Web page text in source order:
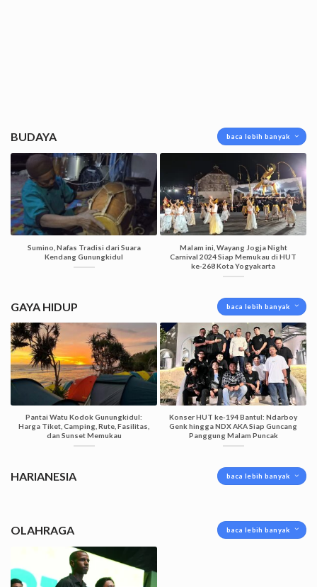
BUDAYA baca lebih banyak
Sumino, Nafas Tradisi dari Suara
Kendang Gunungkidul
Malam ini, Wayang Jogja Night
Carnival 2024 Siap Memukau di HUT
ke-268 Kota Yogyakarta
GAYA HIDUP baca lebih banyak
Pantai Watu Kodok Gunungkidul:
Harga Tiket, Camping, Rute, Fasilitas,
dan Sunset Memukau
Konser HUT ke-194 Bantul: Ndarboy
Genk hingga NDX AKA Siap Guncang
Panggung Malam Puncak
HARIANESIA baca lebih banyak
OLAHRAGA baca lebih banyak